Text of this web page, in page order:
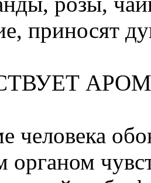
приносят
человека